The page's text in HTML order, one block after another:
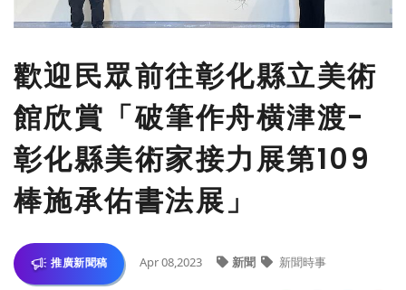
歡迎民眾前往彰化縣立美術
館欣賞「破筆作舟横津渡-
彰化縣美術家接力展第109
棒施承佑書法展」
推廣新聞稿 Apr 08,2023 新聞 新聞時事